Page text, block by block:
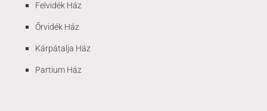
Felvidék Ház
Őrvidék Ház
Kárpátalja Ház
Partium Ház